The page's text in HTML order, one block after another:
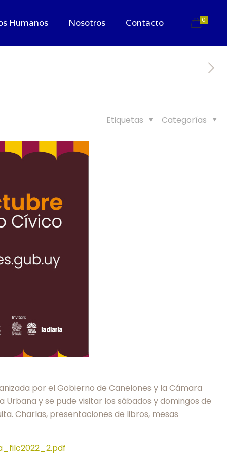
Humanos Nosotros Contacto 0
Categorías
Etiquetas
por el Gobierno de Canelones y la Cámara
y se pude visitar los sábados y domingos de
Charlas, presentaciones de libros, mesas